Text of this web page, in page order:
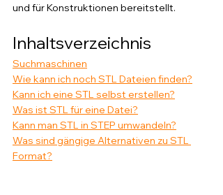
und für Konstruktionen bereitstellt.
Inhaltsverzeichnis
Suchmaschinen
Wie kann ich noch STL Dateien finden?
Kann ich eine STL selbst erstellen?
Was ist STL für eine Datei?
Kann man STL in STEP umwandeln?
Was sind gängige Alternativen zu STL
Format?